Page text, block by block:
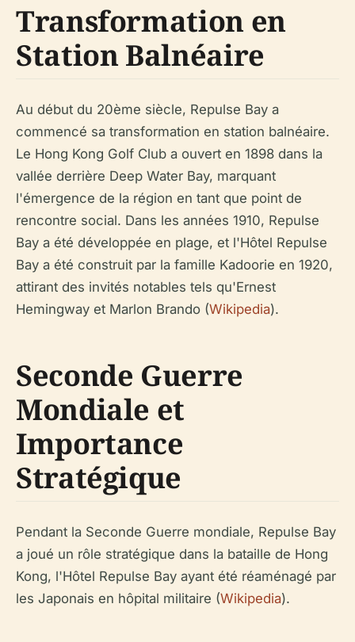
Transformation en
Station Balnéaire
Au début du 20ème siècle, Repulse Bay a
commencé sa transformation en station balnéaire.
Le Hong Kong Golf Club a ouvert en 1898 dans la
vallée derrière Deep Water Bay, marquant
l'émergence de la région en tant que point de
rencontre social. Dans les années 1910, Repulse
Bay a été développée en plage, et l'Hôtel Repulse
Bay a été construit par la famille Kadoorie en 1920,
attirant des invités notables tels qu'Ernest
Hemingway et Marlon Brando (Wikipedia).
Seconde Guerre
Mondiale et
Importance
Stratégique
Pendant la Seconde Guerre mondiale, Repulse Bay
a joué un rôle stratégique dans la bataille de Hong
Kong, l'Hôtel Repulse Bay ayant été réaménagé par
les Japonais en hôpital militaire (Wikipedia).